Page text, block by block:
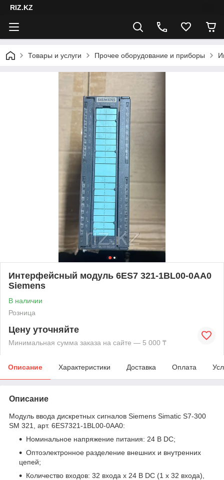
RIZ.KZ
Товары и услуги Прочее оборудование и приборы
Интерфейсный модуль 6ES7 321-1BL00-0AA0
Siemens
В наличии
Розница
Цену уточняйте
Минимальная сумма заказа на сайте — 5 000 ₸
Описание Характеристики Доставка Оплата
Описание
Модуль ввода дискретных сигналов Siemens Simatic S7-300
SM 321, арт. 6ES7321-1BL00-0AA0:
Номинальное напряжение питания: 24 В DC;
Оптоэлектронное разделение внешних и внутренних
цепей;
Количество входов: 32 входа x 24 В DC (1 x 32 входа),